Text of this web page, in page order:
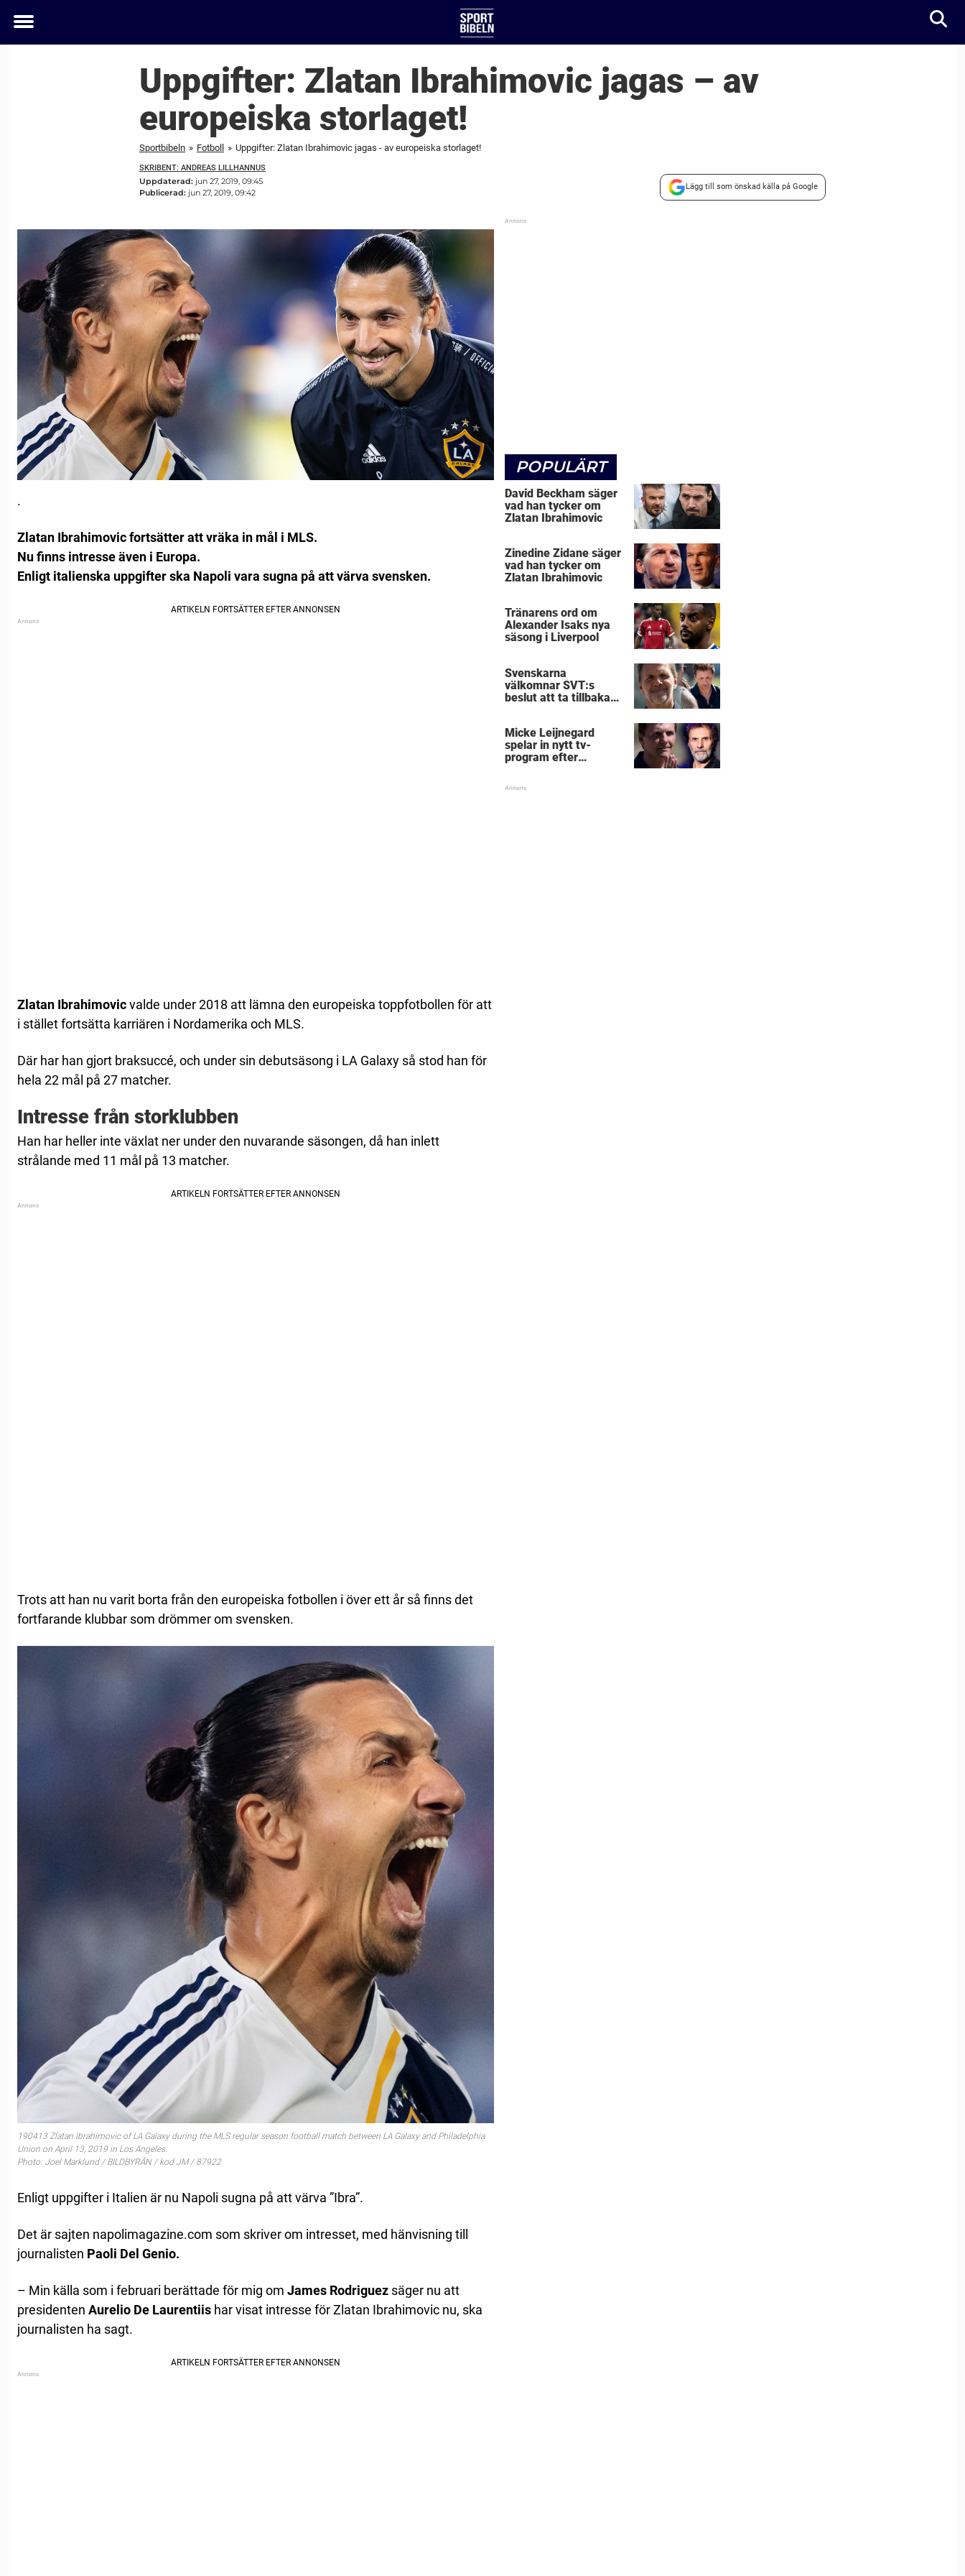
Toggle
Uppgifter: Zlatan Ibrahimovic jagas – av
europeiska storlaget!
Sportbibeln » Fotboll » Uppgifter: Zlatan Ibrahimovic jagas - av europeiska storlaget!
SKRIBENT: ANDREAS LILLHANNUS
Uppdaterad: jun 27, 2019, 09:45
Publicerad: jun 27, 2019, 09:42
Lägg till som önskad källa på Google
.
Zlatan Ibrahimovic fortsätter att vräka in mål i MLS.
Nu finns intresse även i Europa.
Enligt italienska uppgifter ska Napoli vara sugna på att värva svensken.
Zlatan Ibrahimovicvalde under 2018 att lämna den europeiska toppfotbollen för att
i stället fortsätta karriären i Nordamerika och MLS.
Där har han gjort braksuccé, och under sin debutsäsong i LA Galaxy så stod han för
hela 22 mål på 27 matcher.
Intresse från storklubben
Han har heller inte växlat ner under den nuvarande säsongen, då han inlett
strålande med 11 mål på 13 matcher.
Trots att han nu varit borta från den europeiska fotbollen i över ett år så finns det
fortfarande klubbar som drömmer om svensken.
190413 Zlatan Ibrahimovic of LA Galaxy during the MLS regular season football match between LA Galaxy and Philadelphia
Union on April 13, 2019 in Los Angeles.
Photo: Joel Marklund / BILDBYRÅN / kod JM / 87922
Enligt uppgifter i Italien är nu Napoli sugna på att värva ”Ibra”.
Det är sajten napolimagazine.com som skriver om intresset, med hänvisning till
journalisten Paoli Del Genio.
– Min källa som i februari berättade för mig om James Rodriguez säger nu att
presidenten Aurelio De Laurentiis har visat intresse för Zlatan Ibrahimovic nu, ska
journalisten ha sagt.
POPULÄRT
David Beckham säger
vad han tycker om
Zlatan Ibrahimovic
Zinedine Zidane säger
vad han tycker om
Zlatan Ibrahimovic
Tränarens ord om
Alexander Isaks nya
säsong i Liverpool
Svenskarna
välkomnar SVT:s
beslut att ta tillbaka
Micke Leijnegard
spelar in nytt tv-
program efter